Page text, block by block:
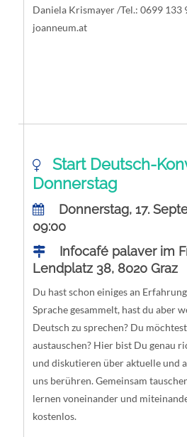
Daniela Krismayer /Tel.: 0699 133
joanneum.at
Start Deutsch-
Donnerstag
Donnerstag, 17.
09:00
Infocafé palaver im
Lendplatz 38, 8020 Graz
Du hast schon einiges an
Sprache gesammelt, hast du aber
Deutsch zu sprechen? Du
austauschen? Hier bist Du genau
und diskutieren über aktuelle und
uns berühren. Gemeinsam
lernen voneinander und
kostenlos.